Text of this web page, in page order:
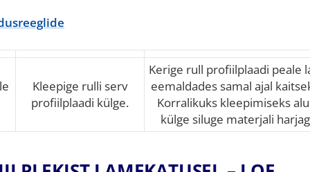
Kleepige rulli serv
profiilplaadi külge.
Kerige rull profiilplaadi peale
eemaldades samal ajal
Korralikuks kleepimiseks
külge siluge materjali